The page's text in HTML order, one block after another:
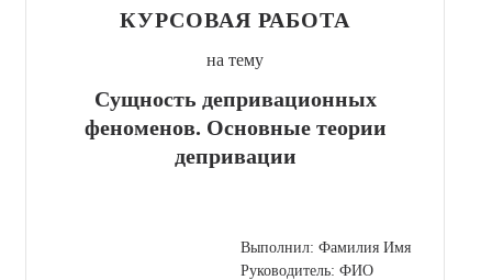
КУРСОВАЯ РАБОТА
на тему
Сущность депривационных
феноменов. Основные теории
депривации
Выполнил: Фамилия Имя
Руководитель: ФИО